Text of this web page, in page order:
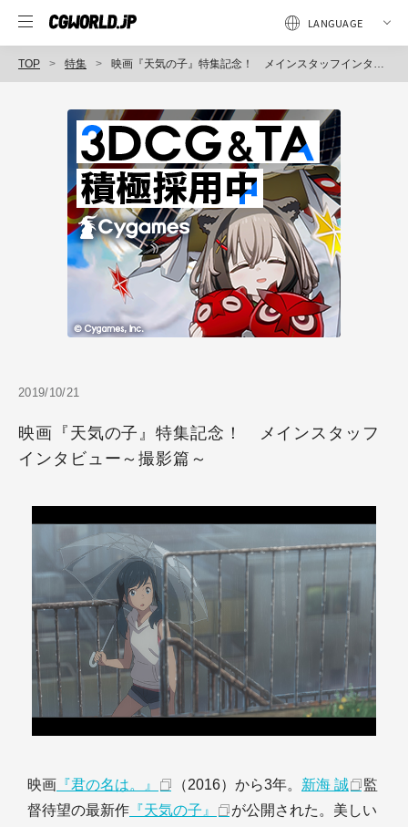
TOP 特集 映画『天気の子』特集記念！ メインスタッフインタビュー～撮影篇～
2019/10/21
映画『天気の子』特集記念！ メインスタッフ
インタビュー～撮影篇～
映画 『君の名は。』 （2016）から3年。 新海 誠
監
督待望の最新作 『天気の子』
が公開された。美しい